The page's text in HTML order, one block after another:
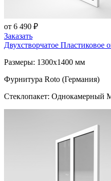
от 6 490 ₽
Заказать
Двухстворчатое Пластиковое
Размеры: 1300x1400 мм
Фурнитура Roto (Германия)
Стеклопакет: Однокамерный